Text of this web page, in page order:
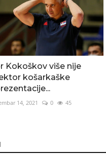
Kokoškov više nije
košarkaške
14, 2021 0 45